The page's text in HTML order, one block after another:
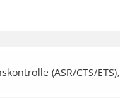
(ASR/CTS/ETS),